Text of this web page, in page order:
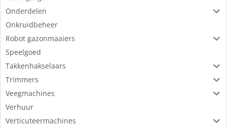
Onderdelen
Onkruidbeheer
Robot gazonmaaiers
Speelgoed
Takkenhakselaars
Trimmers
Veegmachines
Verhuur
Verticuteermachines